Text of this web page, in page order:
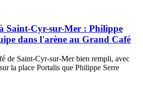
Saint-Cyr-sur-Mer : Philippe
dans l'arène au Grand Café
de Saint-Cyr-sur-Mer bien rempli, avec
la place Portalis que Philippe Serre